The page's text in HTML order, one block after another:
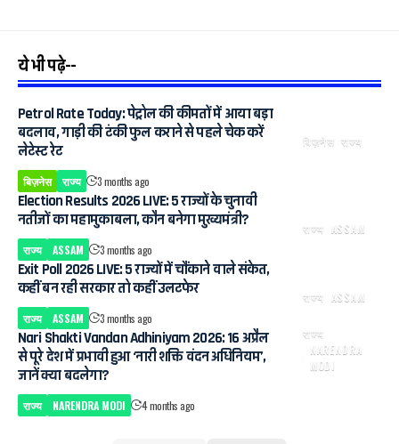
ये भी पढ़े--
बिज़नेस राज्य
Petrol Rate Today: पेट्रोल की कीमतों में आया बड़ा
बदलाव, गाड़ी की टंकी फुल कराने से पहले चेक करें
लेटेस्ट रेट
बिज़नेस राज्य 3 months ago
राज्य ASSAM
Election Results 2026 LIVE: 5 राज्यों के चुनावी
नतीजों का महामुकाबला, कौन बनेगा मुख्यमंत्री?
राज्य ASSAM 3 months ago
राज्य ASSAM
Exit Poll 2026 LIVE: 5 राज्यों में चौंकाने वाले संकेत,
कहीं बन रही सरकार तो कहीं उलटफेर
राज्य ASSAM
3 months ago
राज्य
NARENDRA
MODI
Nari Shakti Vandan Adhiniyam 2026: 16 अप्रैल
से पूरे देश में प्रभावी हुआ ‘नारी शक्ति वंदन अधिनियम’,
जानें क्या बदलेगा?
राज्य NARENDRA MODI 4 months ago